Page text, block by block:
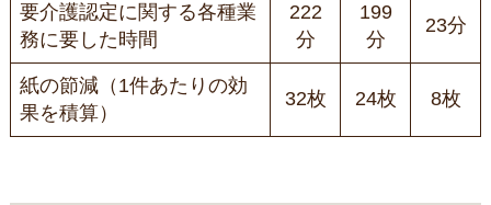
要介護認定に関する各種業
務に要した時間
222
分
199
分
23分
紙の節減（1件あたりの効
果を積算）
32枚 24枚 8枚